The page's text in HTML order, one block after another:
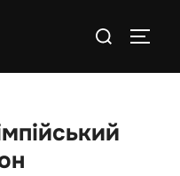
Search